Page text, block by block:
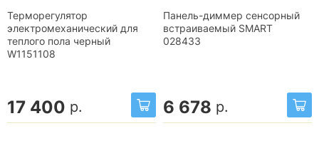
Терморегулятор
электромеханический для
теплого пола черный
W1151108
17 400 р.
Панель-диммер сенсорный
встраиваемый SMART
028433
6 678 р.